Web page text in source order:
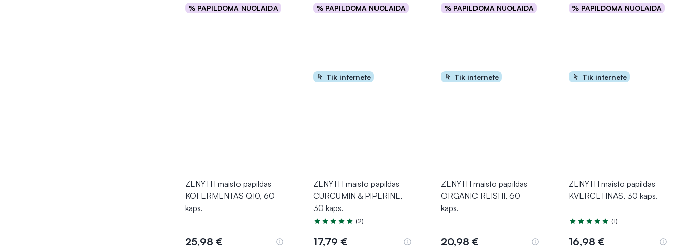
% PAPILDOMA NUOLAIDA
Į krepšelį
% PAPILDOMA NUOLAIDA
Į krepšelį
% PAPILDOMA NUOLAIDA
Į krepšelį
% PAPILDOMA NUOLAIDA
Į krepšelį
ZENYTH maisto papildas
KOFERMENTAS Q10, 60
kaps.
25,98 €
Tik internete
ZENYTH maisto papildas
CURCUMIN & PIPERINE,
30 kaps.
Įvertinimas 5.0 iš 5
(2)
17,79 €
Tik internete
ZENYTH maisto papildas
ORGANIC REISHI, 60
kaps.
20,98 €
Tik internete
ZENYTH maisto papildas
KVERCETINAS, 30 kaps.
Įvertinimas 5.0 iš 5
(1)
16,98 €